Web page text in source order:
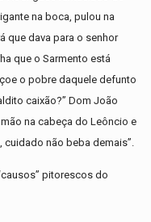
na boca, pulou na
que dava para o senhor
que o Sarmento está
o pobre daquele defunto
caixão?” Dom João
na cabeça do Leôncio e
cuidado não beba demais”.
pitorescos do